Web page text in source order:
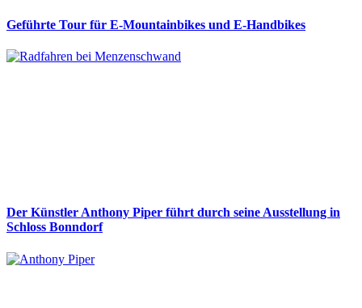
Geführte Tour für E-Mountainbikes und E-Handbikes
Der Künstler Anthony Piper führt durch seine Ausstellung in
Schloss Bonndorf